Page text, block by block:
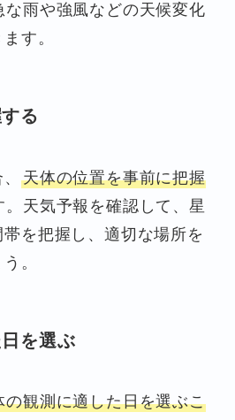
な雨や強風などの天候変化
す。
る
天体の位置を事前に把握
天気予報を確認して、星
を把握し、適切な場所を
。
を選ぶ
の観測に適した日を選ぶこ